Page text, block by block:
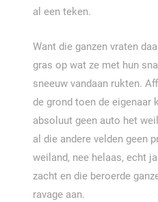
al een teken.
Want die ganzen vraten
gras op wat ze met hun
sneeuw vandaan rukten.
de grond toen de eigenaar
absoluut geen auto het
al die andere velden geen
weiland, nee helaas, echt
zacht en die beroerde
ravage aan.